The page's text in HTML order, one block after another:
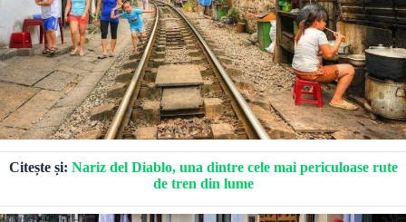
Citește și: Nariz del Diablo, una dintre cele mai periculoase rute
de tren din lume